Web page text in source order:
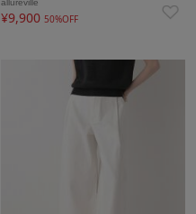
allureville
¥9,90050%OFF